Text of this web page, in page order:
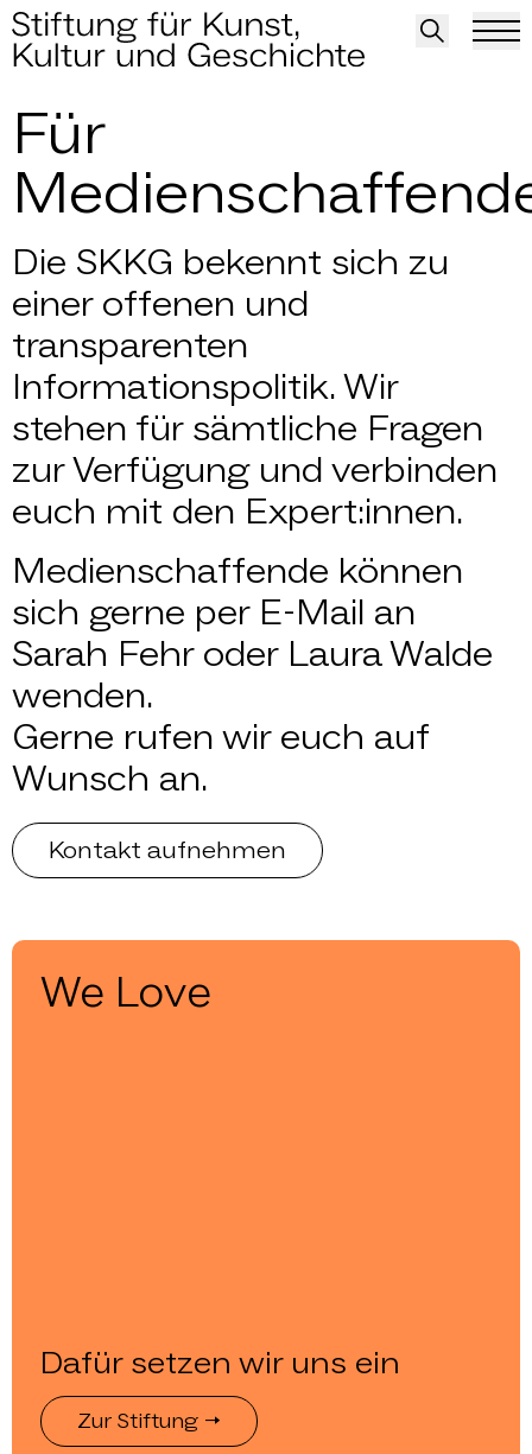
Medien
Für
Die SKKG bekennt sich zu
einer offenen und
transparenten
Informationspolitik. Wir
stehen für sämtliche Fragen
zur Verfügung und verbinden
euch mit den Expert:innen.
Medienschaffende können
sich gerne per E-Mail an
Sarah Fehr oder Laura Walde
wenden.
Gerne rufen wir euch auf
Wunsch an.
Kontakt aufnehmen
We Love
Dafür setzen wir uns ein
Zur Stiftung →